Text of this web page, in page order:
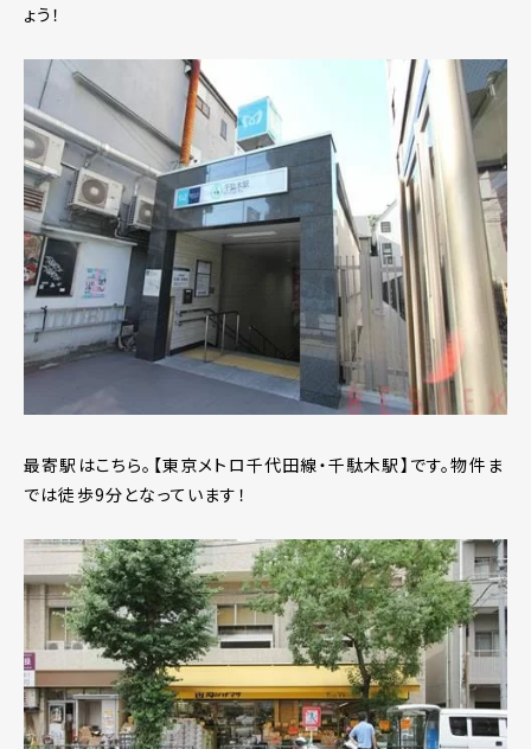
ょう！
最寄駅はこちら。【東京メトロ千代田線・千駄木駅】です。物件ま
では徒歩9分となっています！